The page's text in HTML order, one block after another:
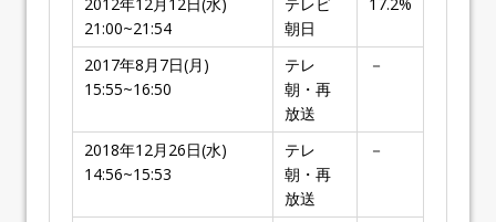
21:00~21:54
朝日
2017年8月7日(月)
15:55~16:50
テレ
朝・再
放送
－
2018年12月26日(水)
14:56~15:53
テレ
朝・再
放送
－